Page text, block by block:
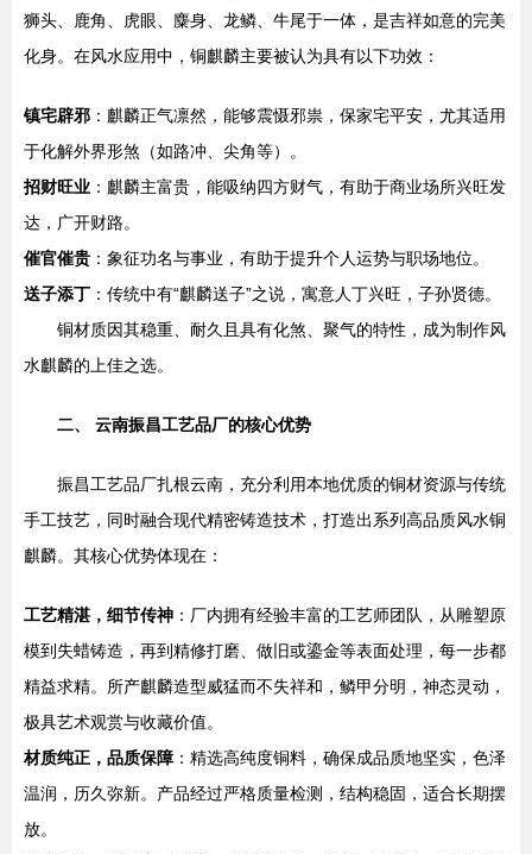
狮头、鹿角、虎眼、麋身、龙鳞、牛尾于一体，是吉祥如意的完美
化身。在风水应用中，铜麒麟主要被认为具有以下功效：
镇宅辟邪 ：麒麟正气凛然，能够震慑邪祟，保家宅平安，尤其适用
于化解外界形煞（如路冲、尖角等）。
招财旺业 ：麒麟主富贵，能吸纳四方财气，有助于商业场所兴旺发
达，广开财路。
催官催贵 ：象征功名与事业，有助于提升个人运势与职场地位。
送子添丁 ：传统中有“麒麟送子”之说，寓意人丁兴旺，子孙贤德。
铜材质因其稳重、耐久且具有化煞、聚气的特性，成为制作风
水麒麟的上佳之选。
二、 云南振昌工艺品厂的核心优势
振昌工艺品厂扎根云南，充分利用本地优质的铜材资源与传统
手工技艺，同时融合现代精密铸造技术，打造出系列高品质风水铜
麒麟。其核心优势体现在：
工艺精湛，细节传神 ：厂内拥有经验丰富的工艺师团队，从雕塑原
模到失蜡铸造，再到精修打磨、做旧或鎏金等表面处理，每一步都
精益求精。所产麒麟造型威猛而不失祥和，鳞甲分明，神态灵动，
极具艺术观赏与收藏价值。
材质纯正，品质保障 ：精选高纯度铜料，确保成品质地坚实，色泽
温润，历久弥新。产品经过严格质量检测，结构稳固，适合长期摆
放。